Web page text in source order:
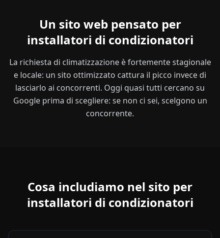
Un sito web pensato per
installatori di condizionatori
La richiesta di climatizzazione è fortemente stagionale
e locale: un sito ottimizzato cattura il picco invece di
lasciarlo ai concorrenti. Oggi quasi tutti cercano su
Google prima di scegliere: se non ci sei, scelgono un
concorrente.
Cosa includiamo nel sito per
installatori di condizionatori